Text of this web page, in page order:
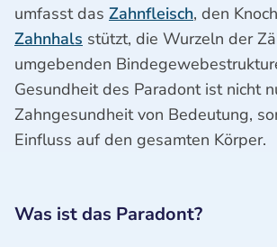
umfasst das Zahnfleisch, den
Zahnhals stützt, die Wurzeln der
umgebenden
Gesundheit des Paradont ist nicht
Zahngesundheit von Bedeutung,
Einfluss auf den gesamten Körper.
Was ist das Paradont?